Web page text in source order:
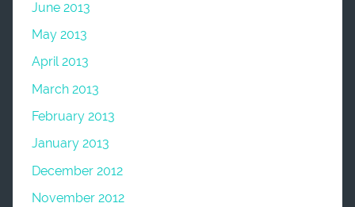
June 2013
May 2013
April 2013
March 2013
February 2013
January 2013
December 2012
November 2012